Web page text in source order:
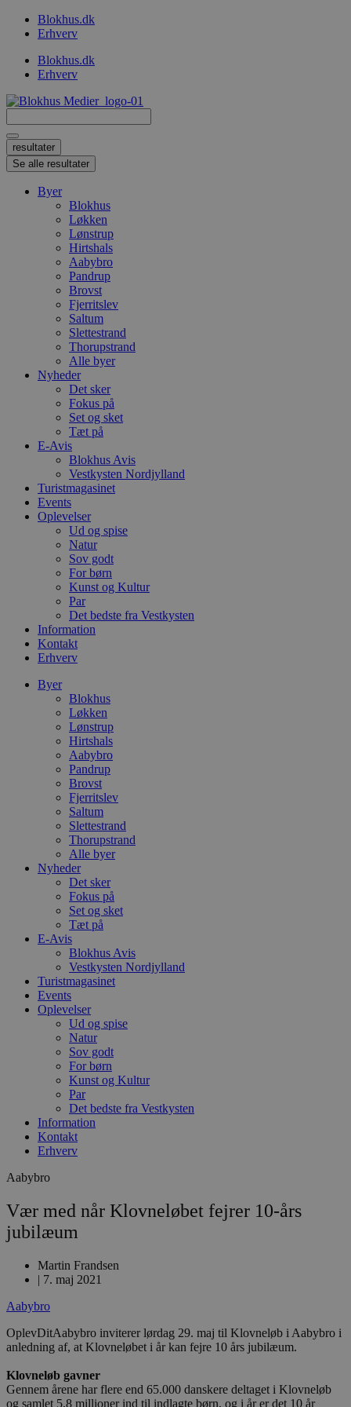
VidereBlokhus.dk
Erhverv
Blokhus.dk
Erhverv
...
resultater
Se alle resultater
Byer
Blokhus
Løkken
Lønstrup
Hirtshals
Aabybro
Pandrup
Brovst
Fjerritslev
Saltum
Slettestrand
Thorupstrand
Alle byer
Nyheder
Det sker
Fokus på
Set og sket
Tæt på
E-Avis
Blokhus Avis
Vestkysten Nordjylland
Turistmagasinet
Events
Oplevelser
Ud og spise
Natur
Sov godt
For børn
Kunst og Kultur
Par
Det bedste fra Vestkysten
Information
Kontakt
Erhverv
Byer
Blokhus
Løkken
Lønstrup
Hirtshals
Aabybro
Pandrup
Brovst
Fjerritslev
Saltum
Slettestrand
Thorupstrand
Alle byer
Nyheder
Det sker
Fokus på
Set og sket
Tæt på
E-Avis
Blokhus Avis
Vestkysten Nordjylland
Turistmagasinet
Events
Oplevelser
Ud og spise
Natur
Sov godt
For børn
Kunst og Kultur
Par
Det bedste fra Vestkysten
Information
Kontakt
Erhverv
Aabybro
Vær med når Klovneløbet fejrer 10-års
jubilæum
Martin Frandsen
| 7. maj 2021
Aabybro
OplevDitAabybro inviterer lørdag 29. maj til Klovneløb i Aabybro i
anledning af, at Klovneløbet i år kan fejre 10 års jubilæum.
Klovneløb gavner
Gennem årene har flere end 65.000 danskere deltaget i Klovneløb
og samlet 5,8 millioner ind til indlagte børn, og i år er det 10 år